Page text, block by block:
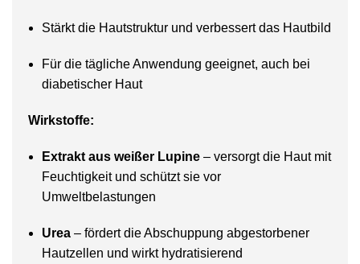
Stärkt die Hautstruktur und verbessert das Hautbild
Für die tägliche Anwendung geeignet, auch bei
diabetischer Haut
Wirkstoffe:
Extrakt aus weißer Lupine – versorgt die Haut mit
Feuchtigkeit und schützt sie vor
Umweltbelastungen
Urea – fördert die Abschuppung abgestorbener
Hautzellen und wirkt hydratisierend